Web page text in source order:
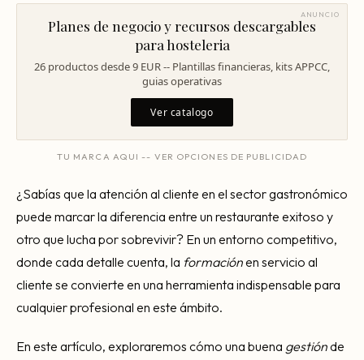
ANUNCIO
Planes de negocio y recursos descargables
para hosteleria
26 productos desde 9 EUR -- Plantillas financieras, kits APPCC,
guias operativas
Ver catalogo
TU MARCA AQUI -- VER OPCIONES DE PUBLICIDAD
¿Sabías que la atención al cliente en el sector gastronómico
puede marcar la diferencia entre un restaurante exitoso y
otro que lucha por sobrevivir? En un entorno competitivo,
donde cada detalle cuenta, la formaciónen servicio al
cliente se convierte en una herramienta indispensable para
cualquier profesional en este ámbito.
En este artículo, exploraremos cómo una buena gestiónde